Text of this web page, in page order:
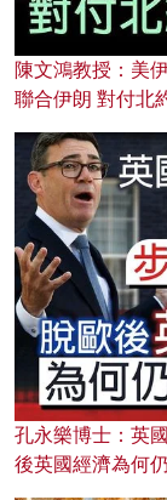
陳文鴻教授：美
聯合伊朗 對付北
孔永樂博士：英
後英國經濟為何